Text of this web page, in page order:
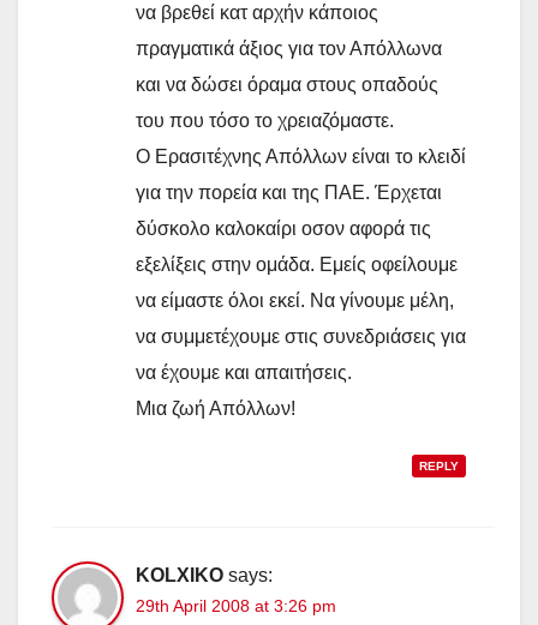
να βρεθεί κατ αρχήν κάποιος
πραγματικά άξιος για τον Απόλλωνα
και να δώσει όραμα στους οπαδούς
του που τόσο το χρειαζόμαστε.
Ο Ερασιτέχνης Απόλλων είναι το κλειδί
για την πορεία και της ΠΑΕ. Έρχεται
δύσκολο καλοκαίρι οσον αφορά τις
εξελίξεις στην ομάδα. Εμείς οφείλουμε
να είμαστε όλοι εκεί. Να γίνουμε μέλη,
να συμμετέχουμε στις συνεδριάσεις για
να έχουμε και απαιτήσεις.
Μια ζωή Απόλλων!
REPLY
KOLXIKO says:
29th April 2008 at 3:26 pm